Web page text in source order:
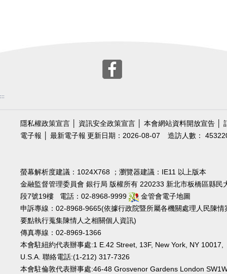
:::
隱私權政策宣言 資訊安全政策宣言 本會網站資料開放宣告
電子報
最新電子報 造訪人數：
更新日期：2026-08-07
螢幕解析度建議：1024X768 ；瀏覽器建議：IE11 以上版本
金融監督管理委員會 銀行局 版權所有 220233 新北市板橋區縣民
段7號19樓 電話：02-8968-9999
金管會電子地圖
申訴專線：02-8968-9665(依據行政院暨所屬各機關處理人民陳情
要點執行蒐集陳情人之相關個人資訊)
傳真專線：02-8969-1366
本會駐紐約代表辦事處:1 E.42 Street, 13F, New York, NY 10017,
U.S.A. 聯絡電話:(1-212) 317-7326
本會駐倫敦代表辦事處:46-48 Grosvenor Gardens London